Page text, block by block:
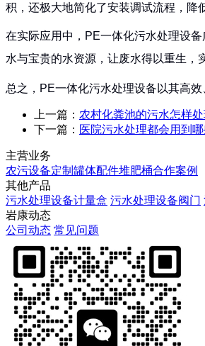
积，还极大地简化了安装调试流程，降
在实际应用中，PE一体化污水处理设
水与宝贵的水资源，让废水得以重生，
总之，PE一体化污水处理设备以其高
上一篇： 农村化粪池的污水怎样
下一篇： 医院污水处理都会用到
主营业务
农污设备定制 罐体配件堆肥桶合作案例
其他产品
污水处理设备计量盒 污水处理设备阀门
岩康动态
公司动态 常见问题